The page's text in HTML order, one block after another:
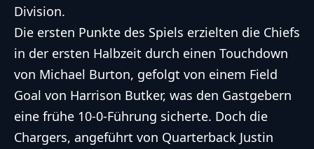
Division.
Die ersten Punkte des Spiels erzielten die Chiefs
in der ersten Halbzeit durch einen Touchdown
von Michael Burton, gefolgt von einem Field
Goal von Harrison Butker, was den Gastgebern
eine frühe 10-0-Führung sicherte. Doch die
Chargers, angeführt von Quarterback Justin